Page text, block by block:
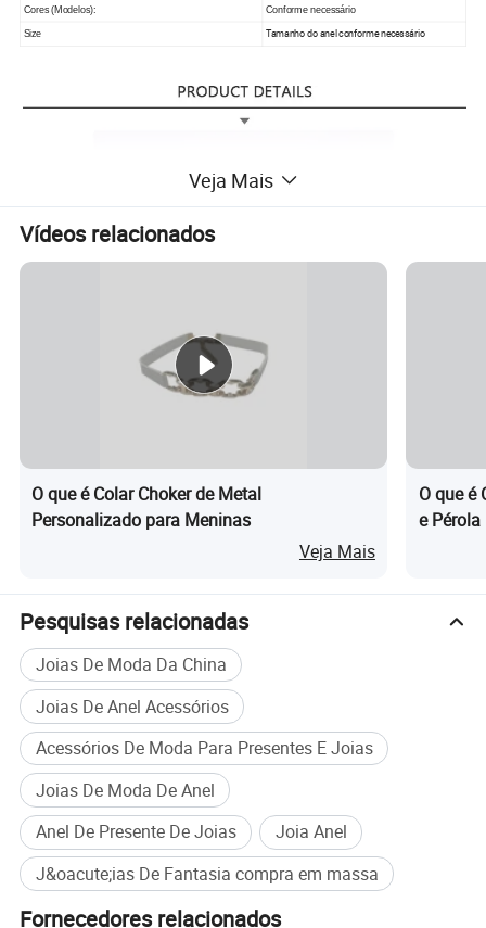
Cores (Modelos): Conforme necessário
Size Tamanho do anel conforme necessário
Package: OPP bag embaladas individualmente
Processamento personalizadas: Sim
Estilo de cadeia: Null
Cores: Cores
Weight: Sobre 10.0g
Procedimento de OEM:
1, o Cliente confirmar estilos e materiais, podemos estimar o
custo. Você pode fornecer desenhos ou amostras ou você pode
consultar nosso amostras.
2, fornecer o preço exato após a amostragem.
3, negociar com o cliente sobre o tempo de entrega e assinar
um Contrato.
4, 30% Pagamento antecipado do saldo antes do embarque
Veja Mais
Vídeos relacionados
O que é Colar Choker de Metal
Personalizado para Meninas
Veja Mais
O que é
e
Pesquisas relacionadas
Joias De Moda Da China
Joias De Anel Acessórios
Acessórios De Moda Para Presentes E Joias
Joias De Moda De Anel
Anel De Presente De Joias
Joia Anel
J&oacute;ias De Fantasia compra em massa
Fornecedores relacionados